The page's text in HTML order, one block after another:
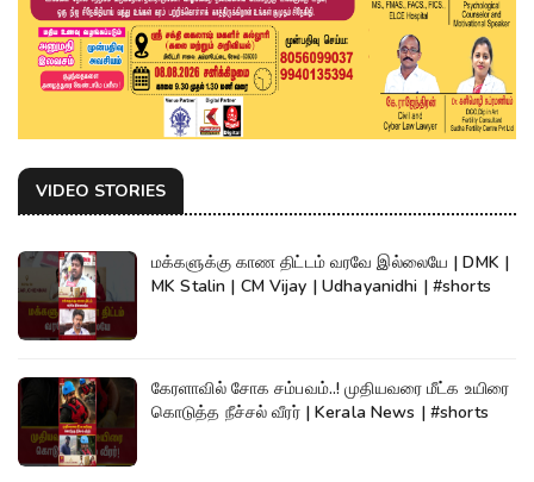
VIDEO STORIES
மக்களுக்கு காண திட்டம் வரவே இல்லையே | DMK |
MK Stalin | CM Vijay | Udhayanidhi | #shorts
கேரளாவில் சோக சம்பவம்..! முதியவரை மீட்க உயிரை
கொடுத்த நீச்சல் வீரர் | Kerala News | #shorts